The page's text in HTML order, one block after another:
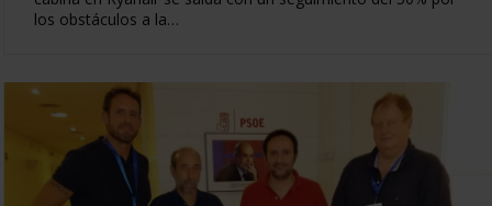
los obstáculos a la…